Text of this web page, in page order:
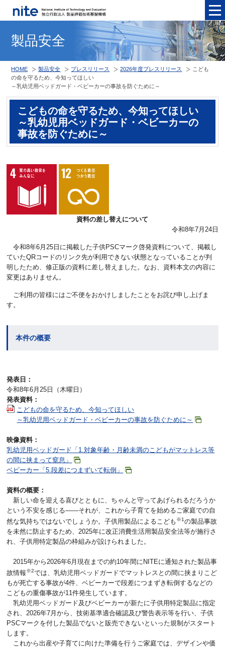
製品安全
HOME 製品安全 プレスリリース 2026年度プレスリリース
こども
の命を守るため、今知ってほしい
～乳幼児用ベッドガード・ベビーカーの事故を防ぐために～
こどもの命を守るため、今知ってほしい
～乳幼児用ベッドガード・ベビーカーの
事故を防ぐために～
資料の差し替えについて
令和8年7月24日
令和8年6月25日に掲載した子供PSCマーク啓発資料について、掲載し
ていたQRコードのリンク先が利用できない状態となっていることが判
明したため、修正版の資料に差し替えました。なお、資料本文の内容に
変更はありません。
ご利用の皆様にはご不便をおかけしましたことをお詫び申し上げま
す。
本件の概要
発表日：
令和8年6月25日（木曜日）
発表資料：
こどもの命を守るため、今知ってほしい
～乳幼児用ベッドガード・ベビーカーの事故を防ぐために～
映像資料：
乳幼児用ベッドガード「1.対象年齢・月齢未満のこどもがマットレス等
の間に挟まって窒息」
ベビーカー「5.段差につまずいて転倒」
資料の概要：
新しい命を迎える喜びとともに、ちゃんと守ってあげられるだろうか
という不安を感じる――それが、これから子育てを始めるご家庭での自
然な気持ちではないでしょうか。子供用製品によるこども ※1 の製品事故
を未然に防止するため、2025年に改正消費生活用製品安全法等が施行さ
れ、子供用特定製品の枠組みが設けられました。
2015年から2026年6月現在までの約10年間にNITEに通知された製品事
故情報※2では、乳幼児用ベッドガードでマットレスとの間に挟まりこど
もが死亡する事故が4件、ベビーカーで段差につまずき転倒するなどの
こどもの重傷事故が11件発生しています。
乳幼児用ベッドガード及びベビーカーが新たに子供用特定製品に指定
され、2026年7月から、技術基準適合確認及び警告表示等を行い、子供
PSCマークを付した製品でないと販売できないといった規制がスタート
します。
これから出産や子育てに向けた準備を行うご家庭では、デザインや価